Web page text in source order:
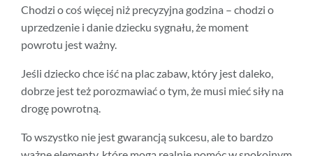
Chodzi o coś więcej niż precyzyjna godzina – chodzi o
uprzedzenie i danie dziecku sygnału, że moment
powrotu jest ważny.
Jeśli dziecko chce iść na plac zabaw, który jest daleko,
dobrze jest też porozmawiać o tym, że musi mieć siły na
drogę powrotną.
To wszystko nie jest gwarancją sukcesu, ale to bardzo